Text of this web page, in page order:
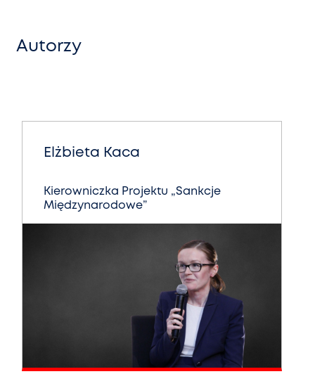
Autorzy
Elżbieta Kaca
Kierowniczka Projektu „Sankcje
Międzynarodowe”